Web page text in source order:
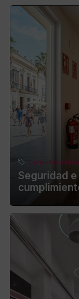
Consultoría
Seguridad